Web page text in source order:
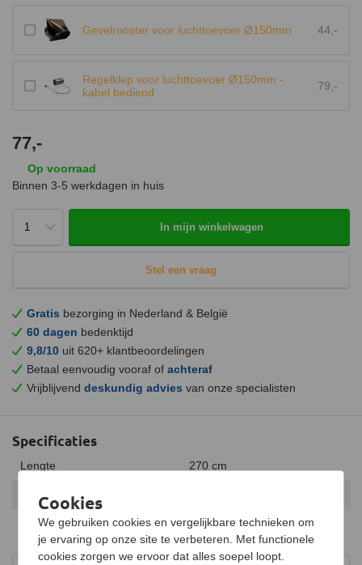
Gevelrooster voor luchttoevoer Ø150mm 44,-
Regelklep voor luchttoevoer Ø150mm -
kabel bediend
79,-
77,-
Op voorraad
Binnen 3-5 werkdagen in huis
In mijn winkelwagen
Stel een vraag
Gratis bezorging in Nederland & België
60 dagen bedenktijd
9,8/10 uit 620+ klantbeoordelingen
Betaal eenvoudig vooraf of achteraf
Vrijblijvend deskundig advies van onze specialisten
Specificaties
Lengte 270 cm
Diameter
Kleur RVS
Cookies
We gebruiken cookies en vergelijkbare technieken om
je ervaring op onze site te verbeteren. Met functionele
cookies zorgen we ervoor dat alles soepel loopt.